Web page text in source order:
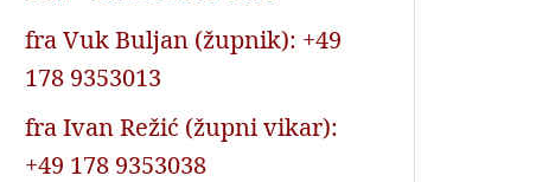
fra Vuk Buljan (župnik): +49
178 9353013
fra Ivan Režić (župni vikar):
+49 178 9353038